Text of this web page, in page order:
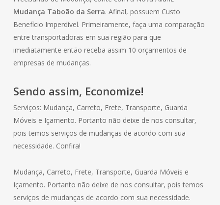
Mudança Taboão da Serra. Afinal, possuem Custo
Benefício Imperdível. Primeiramente, faça uma comparação
entre transportadoras em sua região para que
imediatamente então receba assim 10 orçamentos de
empresas de mudanças.
Sendo assim, Economize!
Serviços: Mudança, Carreto, Frete, Transporte, Guarda
Móveis e Içamento. Portanto não deixe de nos consultar,
pois temos serviços de mudanças de acordo com sua
necessidade. Confira!
Mudança, Carreto, Frete, Transporte, Guarda Móveis e
Içamento. Portanto não deixe de nos consultar, pois temos
serviços de mudanças de acordo com sua necessidade.